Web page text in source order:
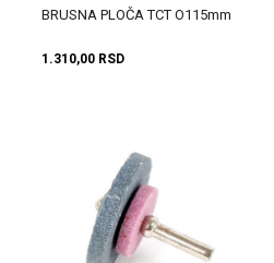
BRUSNA PLOČA TCT O115mm
1.310,00 RSD